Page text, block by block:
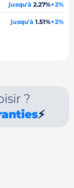
jusqu'à 2.27%+2%
jusqu'à 1.51%+2%
?
⚡